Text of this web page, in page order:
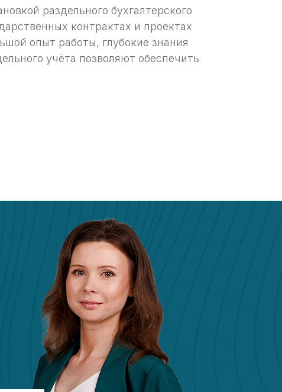
раздельного бухгалтерского
контрактах и проектах
опыт работы, глубокие знания
учёта позволяют обеспечить